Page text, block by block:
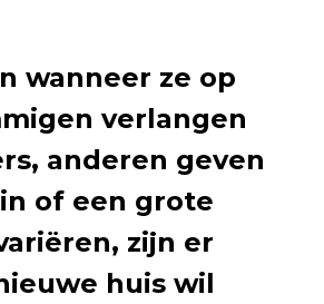
wanneer ze op
verlangen
anderen geven
of een grote
zijn er
huis wil